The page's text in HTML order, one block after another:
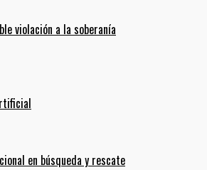
violación a la soberanía
en búsqueda y rescate